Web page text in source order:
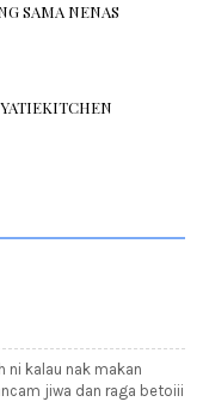
SAMA NENAS
ni kalau nak makan
jiwa dan raga betoiii